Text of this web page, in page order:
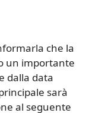
che la
un importante
dalla data
sarà
al seguente